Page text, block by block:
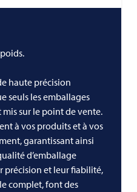
haute précision
seuls les emballages
sur le point de vente.
à vos produits et à vos
garantissant ainsi
d’emballage
précision et leur fiabilité,
complet, font des